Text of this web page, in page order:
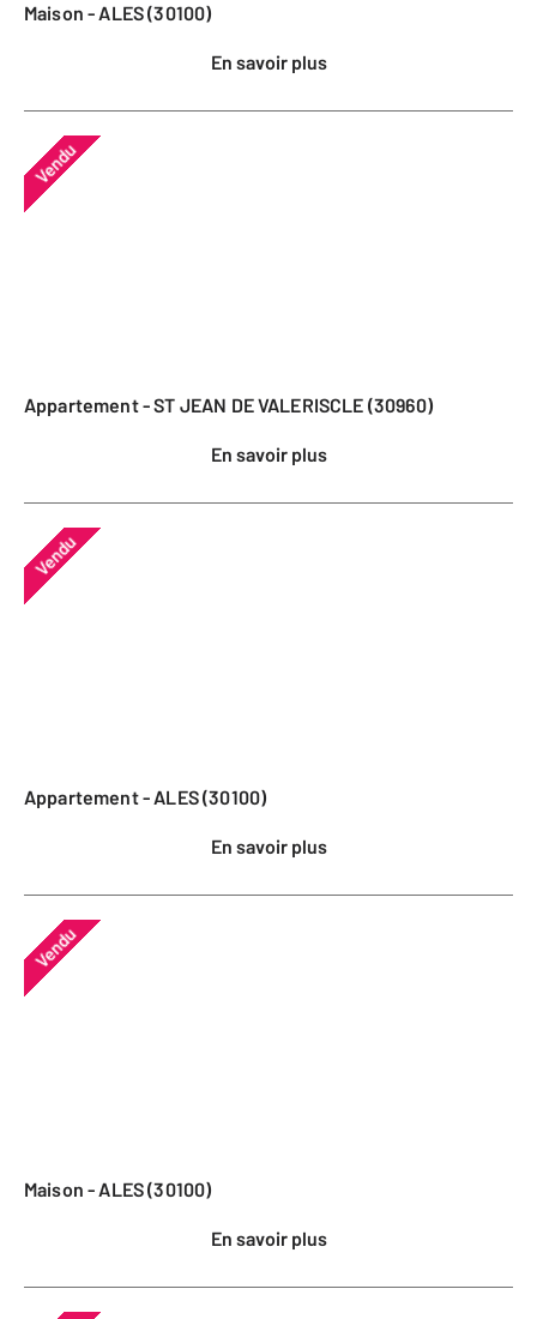
Maison - ALES (30100)
En savoir plus
Vendu
Appartement - ST JEAN DE VALERISCLE (30960)
En savoir plus
Vendu
Appartement - ALES (30100)
En savoir plus
Vendu
Maison - ALES (30100)
En savoir plus